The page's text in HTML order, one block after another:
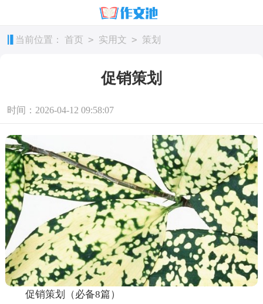
当前位置： 首页 > 实用文 > 策划
促销策划
时间：2026-04-12 09:58:07
促销策划（必备8篇）